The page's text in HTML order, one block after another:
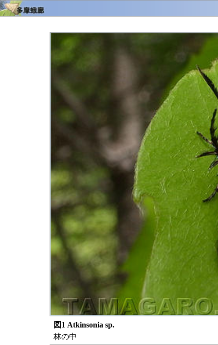
図1 Atkinsonia sp.
林の中